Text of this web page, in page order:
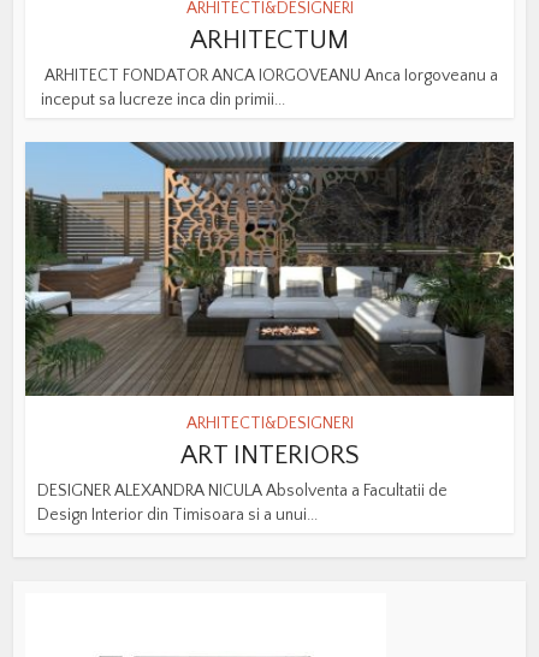
ARHITECTI&DESIGNERI
ARHITECTUM
ARHITECT FONDATOR ANCA IORGOVEANU Anca Iorgoveanu a
inceput sa lucreze inca din primii...
ARHITECTI&DESIGNERI
ART INTERIORS
DESIGNER ALEXANDRA NICULA Absolventa a Facultatii de
Design Interior din Timisoara si a unui...